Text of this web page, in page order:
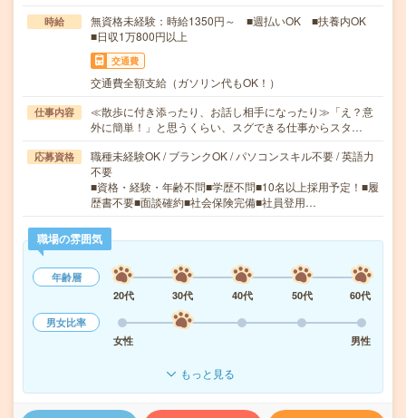
時給
無資格未経験：時給1350円～ ■週払いOK ■扶養内OK
■日収1万800円以上
交通費
交通費全額支給（ガソリン代もOK！）
仕事内容
≪散歩に付き添ったり、お話し相手になったり≫「え？意
外に簡単！」と思うくらい、スグできる仕事からスタ…
応募資格
職種未経験OK / ブランクOK / パソコンスキル不要 / 英語力
不要
■資格・経験・年齢不問■学歴不問■10名以上採用予定！■履
歴書不要■面談確約■社会保険完備■社員登用…
職場の雰囲気
年齢層
20代
30代 40代 50代
60代
男女比率
女性
男性
もっと見る